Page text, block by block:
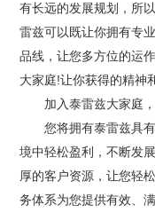
有长远的发展规划，所
雷兹可以既让你拥有专
品线，让您多方位的运
大家庭!让你获得的精神
加入泰雷兹大家庭，
您将拥有泰雷兹具有
境中轻松盈利，不断发
厚的客户资源，让您轻
务体系为您提供有效、满